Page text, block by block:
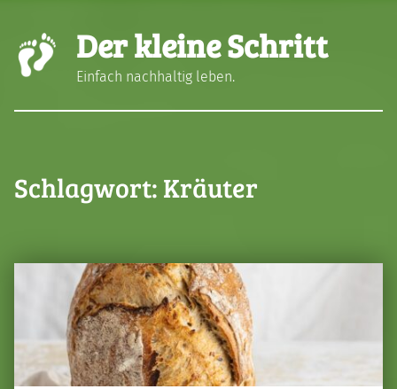
Der kleine Schritt
Einfach nachhaltig leben.
Schlagwort: Kräuter